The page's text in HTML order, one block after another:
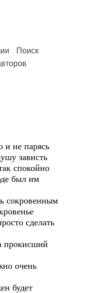
Поиск
и не парясь
зависть
спокойно
был им
сокровенным
сделать
прокисший
очень
будет